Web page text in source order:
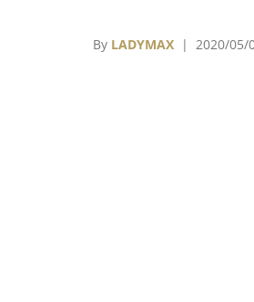
一主題，旨在回顧從
By LADYMAX | 2020/05/